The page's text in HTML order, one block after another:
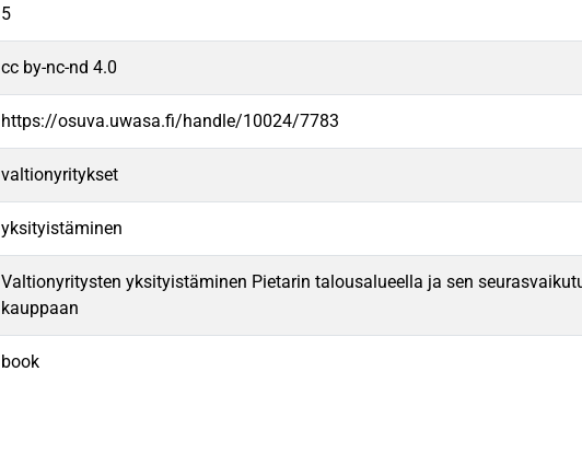
5
cc by-nc-nd 4.0
https://osuva.uwasa.fi/handle/10024/7783
valtionyritykset
yksityistäminen
Valtionyritysten yksityistäminen Pietarin talousalueella ja sen
kauppaan
book